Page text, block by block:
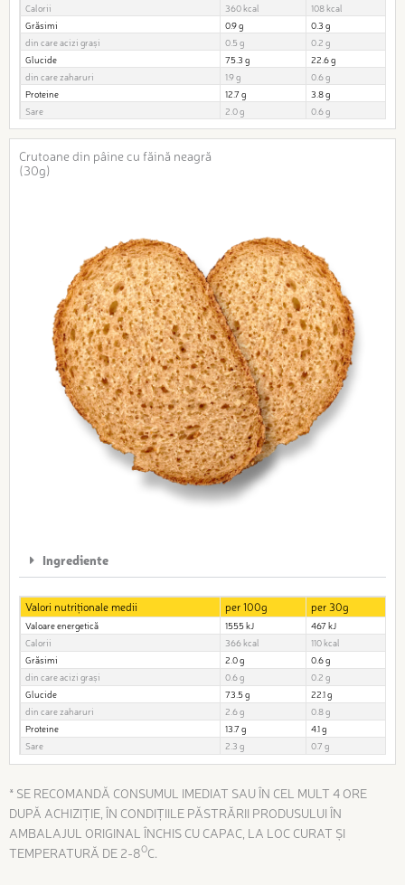
Calorii
360 kcal
108 kcal
Grăsimi
0.9 g
0.3 g
din care acizi grași
0.5 g
0.2 g
Glucide
75.3 g
22.6 g
din care zaharuri
1.9 g
0.6 g
Proteine
12.7 g
3.8 g
Sare
2.0 g 0.6 g
Crutoane din pâine cu făină neagră
(30g)
Ingrediente
Valori nutriționale medii per 100g per 30g
Valoare energetică 1555 kJ
467 kJ
Calorii
366 kcal
110 kcal
Grăsimi
2.0 g
0.6 g
din care acizi grași
0.6 g
0.2 g
Glucide
73.5 g
22.1 g
din care zaharuri
2.6 g
0.8 g
Proteine
13.7 g
4.1 g
Sare
2.3 g 0.7 g
* SE RECOMANDĂ CONSUMUL IMEDIAT SAU ÎN CEL MULT 4 ORE
DUPĂ ACHIZIȚIE, ÎN CONDIŢIILE PĂSTRĂRII PRODUSULUI ÎN
AMBALAJUL ORIGINAL ÎNCHIS CU CAPAC, LA LOC CURAT ȘI
TEMPERATURĂ DE 2-8OC.